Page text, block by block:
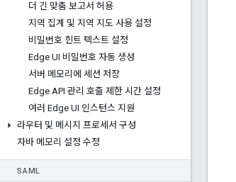
더 긴 맞춤 보고서 허용
지역 집계 및 지역 지도 사용 설정
비밀번호 힌트 텍스트 설정
Edge UI 비밀번호 자동 생성
서버 메모리에 세션 저장
Edge API 관리 호출 제한 시간 설정
여러 Edge UI 인스턴스 지원
라우터 및 메시지 프로세서 구성
자바 메모리 설정 수정
SAML